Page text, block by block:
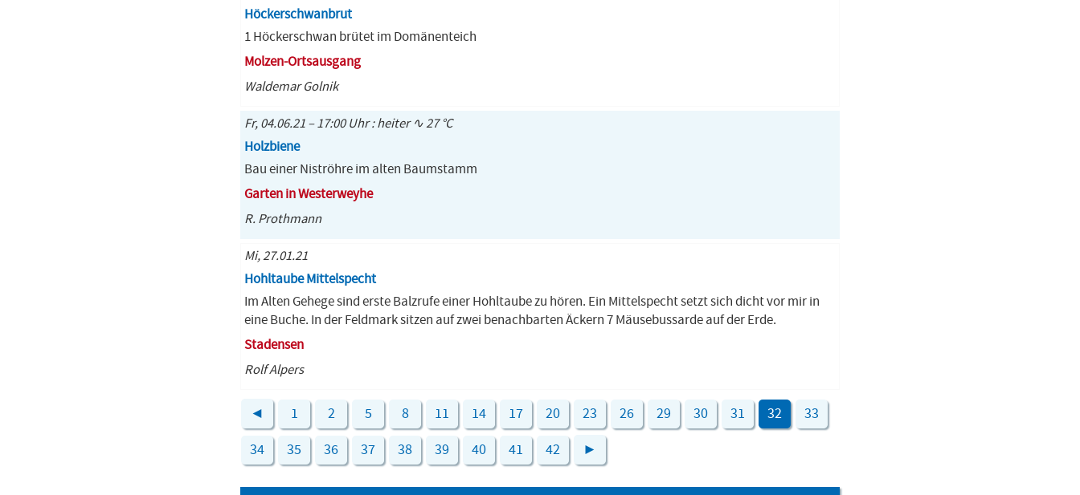
Höckerschwanbrut
1 Höckerschwan brütet im Domänenteich
Molzen-Ortsausgang
Waldemar Golnik
Fr, 04.06.21 – 17:00 Uhr : heiter ∿ 27 °C
Holzbiene
Bau einer Niströhre im alten Baumstamm
Garten in Westerweyhe
R. Prothmann
Mi, 27.01.21
Hohltaube Mittelspecht
Im Alten Gehege sind erste Balzrufe einer Hohltaube zu hören. Ein Mittelspecht setzt sich dicht vor mir in
eine Buche. In der Feldmark sitzen auf zwei benachbarten Äckern 7 Mäusebussarde auf der Erde.
Stadensen
Rolf Alpers
◄ 1 2 5 8 11 14 17 20 23 26 29 30 31 32 33
34 35 36 37 38 39 40 41 42 ►